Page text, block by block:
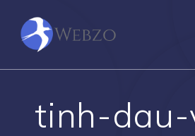
tinh-dau-